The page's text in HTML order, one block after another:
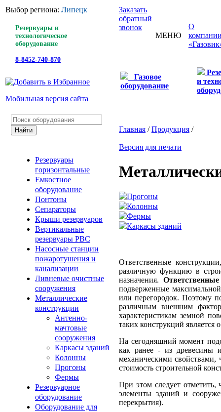
Выбор региона: Липецк
Резервуары и
технологическое
оборудование
8-8452-740-870
Мобильная версия сайта
Заказать
обратный
звонок
МЕНЮ
О
Газовое
оборудование
и
Резервуары
горизонтальные
Емкостное
оборудование
Понтоны
Сепараторы
Крыши резервуаров
Вертикальные
резервуары РВС
Насосные станции
пожаротушения и
канализации
Ливневые очистные
сооружения
Металлические
конструкции
Антенно-
мачтовые
сооружения
Каркасы зданий
Колонны
Прогоны
Фермы
Резервуарное
оборудование
Оборудование для
Главная /Продукция /
Версия для печати
Ответственные
различную функцию в
назначения.
подверженные
или перегородок. Поэтому
различным внешним
характеристикам земной
таких конструкций является
На сегодняшний момент
как ранее - из древесины
механическими свойствами,
стоимость строительной
При этом следует отметить,
элементы зданий и
перекрытия).